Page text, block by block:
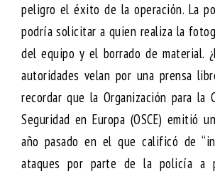
peligro el éxito de la operación. La
podría solicitar a quien realiza la
del equipo y el borrado de material.
autoridades velan por una prensa
recordar que la Organización para la
Seguridad en Europa (OSCE) emitió un
año pasado en el que calificó de
ataques por parte de la policía a